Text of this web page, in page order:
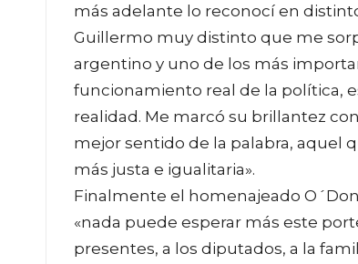
más adelante lo reconocí en
Guillermo muy distinto que me
argentino y uno de los más
funcionamiento real de la política,
realidad. Me marcó su brillantez
mejor sentido de la palabra, aquel
más justa e igualitaria».
Finalmente el homenajeado
«nada puede esperar más este
presentes, a los diputados, a la